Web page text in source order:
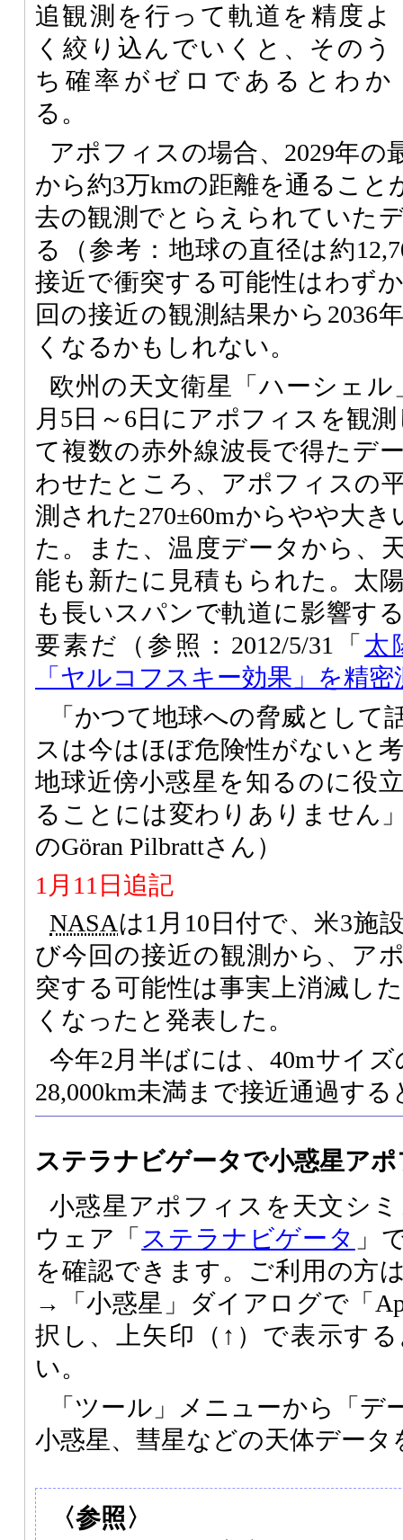
追観測を行って軌道を精度よ
く絞り込んでいくと、そのう
ち確率がゼロであるとわか
る。
アポフィスの場合、2029年の
から約3万kmの距離を通ること
去の観測でとらえられていた
る（参考：地球の直径は約
接近で衝突する可能性はわず
回の接近の観測結果から2036
くなるかもしれない。
欧州の天文衛星「ハーシェル
月5日～6日にアポフィスを観
て複数の赤外線波長で得たデ
わせたところ、アポフィスの
測された270±60mからやや大き
た。また、温度データから、
能も新たに見積もられた。太
も長いスパンで軌道に影響す
要素だ（参照：2012/5/31「 太
「ヤルコフスキー効果」を精密
「かつて地球への脅威として
スは今はほぼ危険性がないと
地球近傍小惑星を知るのに役
ることには変わりありません
のGöran Pilbrattさん）
1月11日追記
NASAは1月10日付で、米3施
び今回の接近の観測から、ア
突する可能性は事実上消滅し
くなったと発表した。
今年2月半ばには、40mサイズ
28,000km未満まで接近通過する
ステラナビゲータで小惑星ア
小惑星アポフィスを天文シ
ウェア「 ステラナビゲータ 」
を確認できます。ご利用の方
→「小惑星」ダイアログで「
択し、上矢印（↑）で表示す
い。
「ツール」メニューから「デ
小惑星、彗星などの天体データ
〈参照〉